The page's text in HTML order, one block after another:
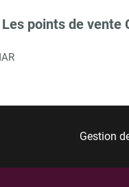
Les points de vente
Gestion